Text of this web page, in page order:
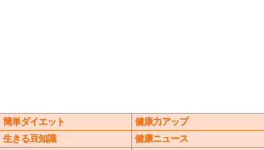
簡単ダイエット
健康力アップ
生きる豆知識
健康ニュース